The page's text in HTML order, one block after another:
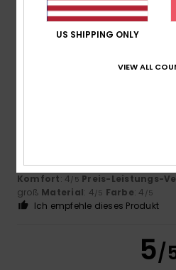
4/
Original anzeigen - Castellano
Komfort: 4/5 Preis-Leistungs-
groß Material: 4/5 Farbe: 4 /5
Ich empfehle dieses Produkt
5/
US SHIPPING ONLY
VIEW ALL